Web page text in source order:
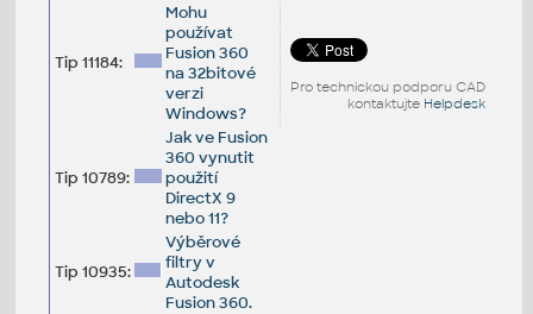
Pro technickou podporu CAD
kontaktujte Helpdesk
Tip 11184:
Mohu
používat
Fusion 360
na 32bitové
verzi
Windows?
Tip 10789:
Jak ve Fusion
360 vynutit
použití
DirectX 9
nebo 11?
Tip 10935:
Výběrové
filtry v
Autodesk
Fusion 360.